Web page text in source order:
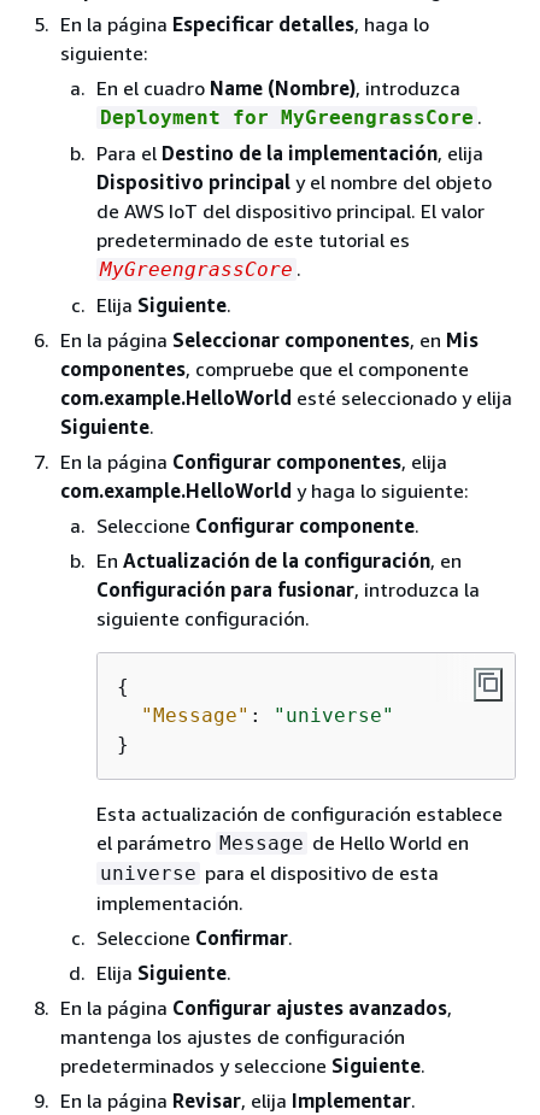
En la página Especificar detalles, haga lo
siguiente:
En el cuadro Name (Nombre), introduzca
Deployment for MyGreengrassCore .
Para el Destino de la implementación, elija
Dispositivo principal y el nombre del objeto
de AWS IoT del dispositivo principal. El valor
predeterminado de este tutorial es
MyGreengrassCore .
Elija Siguiente.
En la página Seleccionar componentes, en Mis
componentes, compruebe que el componente
com.example.HelloWorld esté seleccionado y elija
Siguiente.
En la página Configurar componentes, elija
com.example.HelloWorld y haga lo siguiente:
Seleccione Configurar componente.
En Actualización de la configuración, en
Configuración para fusionar, introduzca la
siguiente configuración.
{
"Message" :
"universe"
}
Esta actualización de configuración establece
el parámetro Message de Hello World en
universe para el dispositivo de esta
implementación.
Seleccione Confirmar.
Elija Siguiente.
En la página Configurar ajustes avanzados,
mantenga los ajustes de configuración
predeterminados y seleccione Siguiente.
En la página Revisar, elija Implementar.